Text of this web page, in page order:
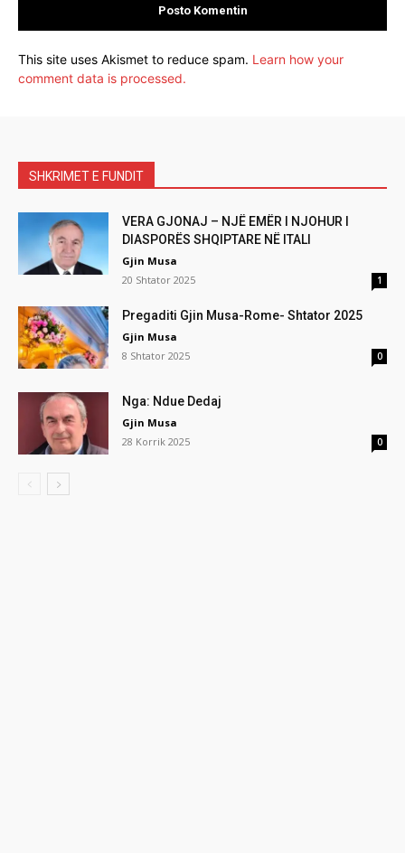
This site uses Akismet to reduce spam. Learn how your
comment data is processed.
SHKRIMET E FUNDIT
VERA GJONAJ – NJË EMËR I NJOHUR I
DIASPORËS SHQIPTARE NË ITALI
Gjin Musa
20 Shtator 2025
1
Pregaditi Gjin Musa-Rome- Shtator 2025
Gjin Musa
8 Shtator 2025
0
Nga: Ndue Dedaj
Gjin Musa
28 Korrik 2025
0